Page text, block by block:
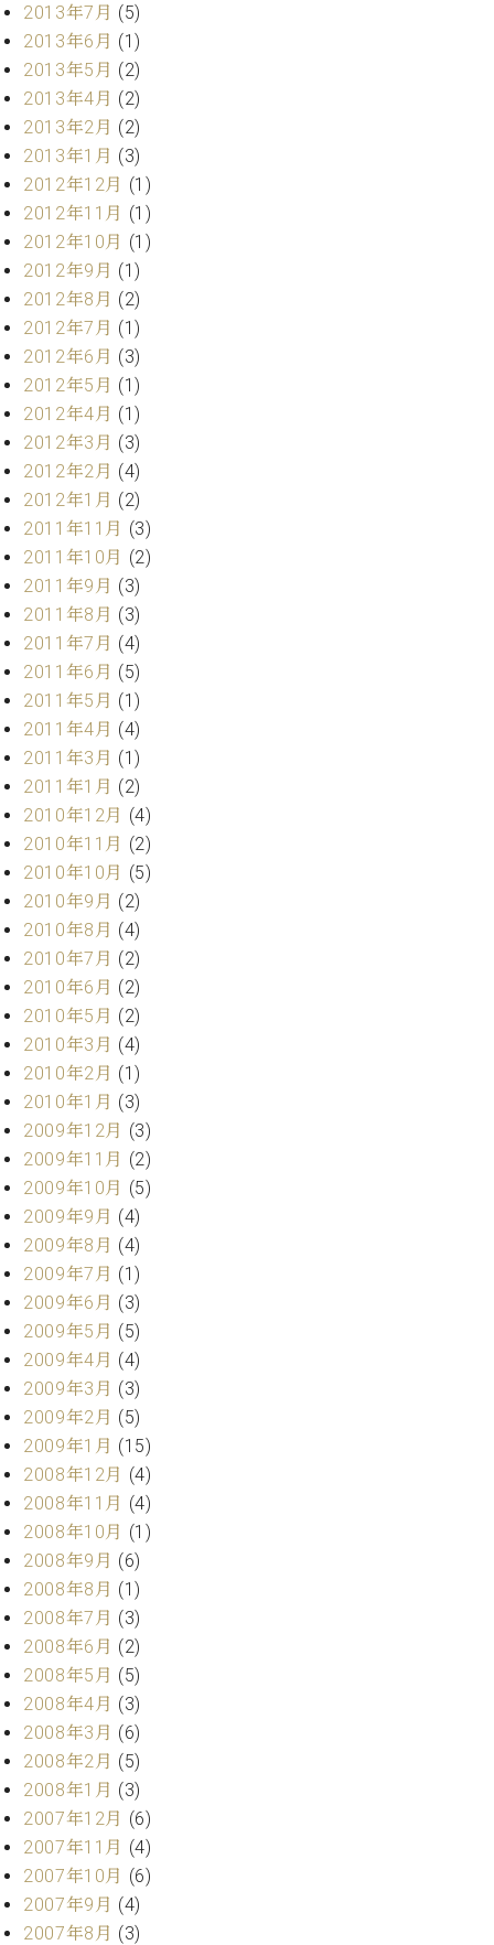
サ
ー
ビ
ス
(
調
律
)
フ
タ
ー
サ
ー
ス
(調
律)
調
律
師
介
調
律
料
金
お
問
い
合
わ
せ
尾山調律師のブ
ログ Die
Musikgasse（音
楽の小道）
2013年7月 (5)
2013年6月 (1)
2013年5月 (2)
2013年4月 (2)
2013年2月 (2)
2013年1月 (3)
2012年12月 (1)
2012年11月 (1)
2012年10月 (1)
2012年9月 (1)
2012年8月 (2)
2012年7月 (1)
2012年6月 (3)
2012年5月 (1)
2012年4月 (1)
2012年3月 (3)
2012年2月 (4)
2012年1月 (2)
2011年11月 (3)
2011年10月 (2)
2011年9月 (3)
2011年8月 (3)
2011年7月 (4)
2011年6月 (5)
2011年5月 (1)
2011年4月 (4)
2011年3月 (1)
2011年1月 (2)
2010年12月 (4)
2010年11月 (2)
2010年10月 (5)
2010年9月 (2)
2010年8月 (4)
2010年7月 (2)
2010年6月 (2)
2010年5月 (2)
2010年3月 (4)
2010年2月 (1)
2010年1月 (3)
2009年12月 (3)
2009年11月 (2)
2009年10月 (5)
2009年9月 (4)
2009年8月 (4)
2009年7月 (1)
2009年6月 (3)
2009年5月 (5)
2009年4月 (4)
2009年3月 (3)
2009年2月 (5)
2009年1月 (15)
2008年12月 (4)
2008年11月 (4)
2008年10月 (1)
2008年9月 (6)
2008年8月 (1)
2008年7月 (3)
2008年6月 (2)
2008年5月 (5)
2008年4月 (3)
2008年3月 (6)
2008年2月 (5)
2008年1月 (3)
2007年12月 (6)
2007年11月 (4)
2007年10月 (6)
2007年9月 (4)
2007年8月 (3)